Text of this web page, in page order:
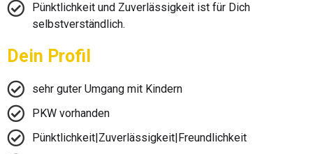
Pünktlichkeit und Zuverlässigkeit ist für Dich
selbstverständlich.
Dein Profil
sehr guter Umgang mit Kindern
PKW vorhanden
Pünktlichkeit|Zuverlässigkeit|Freundlichkeit